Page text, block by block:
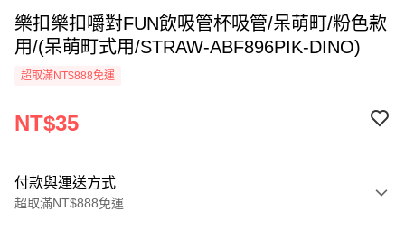
樂扣樂扣嚼對FUN飲吸管杯吸管/呆萌町/粉色款
用/(呆萌町式用/STRAW-ABF896PIK-DINO)
超取滿NT$888免運
NT$35
付款與運送方式
超取滿NT$888免運